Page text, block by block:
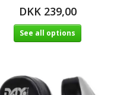
DKK 239,00
See all options